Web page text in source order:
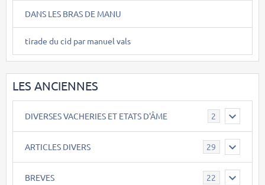
DANS LES BRAS DE MANU
tirade du cid par manuel vals
LES ANCIENNES
DIVERSES VACHERIES ET ETATS D'ÂME 2
ARTICLES DIVERS 29
BREVES 22